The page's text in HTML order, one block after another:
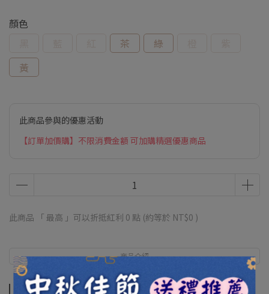
顏色
茶 綠
黃
此商品參與的優惠活動
【訂單加價購】不限消費金額 可加購精選優惠商品
此商品 「 最高 」可以折抵紅利 0 點 (約等於 NT$0 )
商品介紹
商品介紹